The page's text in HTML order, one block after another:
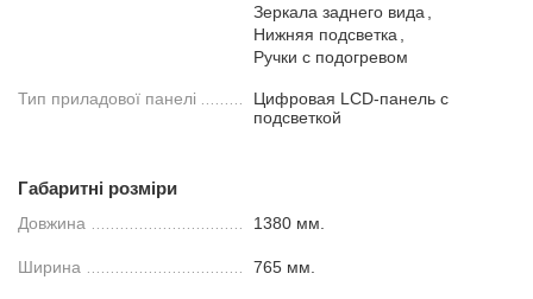
Зеркала заднего вида
Нижняя подсветка
Ручки с подогревом
Тип приладової панелі
Цифровая LCD-панель с
подсветкой
Габаритні розміри
Довжина 1380 мм.
Ширина 765 мм.